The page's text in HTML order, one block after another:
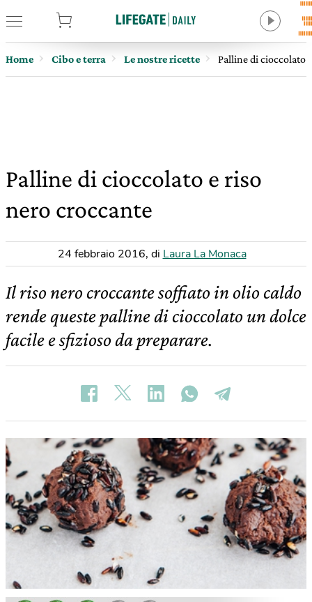
Home Cibo e terra Le nostre ricette Palline di cioccolato
Palline di cioccolato e riso
nero croccante
24 febbraio 2016, di Laura La Monaca
Il riso nero croccante soffiato in olio caldo
rende queste palline di cioccolato un dolce
facile e sfizioso da preparare.